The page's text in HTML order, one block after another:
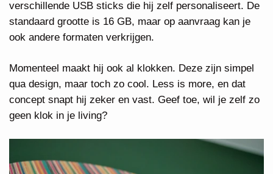
verschillende USB sticks die hij zelf personaliseert. De
standaard grootte is 16 GB, maar op aanvraag kan je
ook andere formaten verkrijgen.
Momenteel maakt hij ook al klokken. Deze zijn simpel
qua design, maar toch zo cool. Less is more, en dat
concept snapt hij zeker en vast. Geef toe, wil je zelf zo
geen klok in je living?